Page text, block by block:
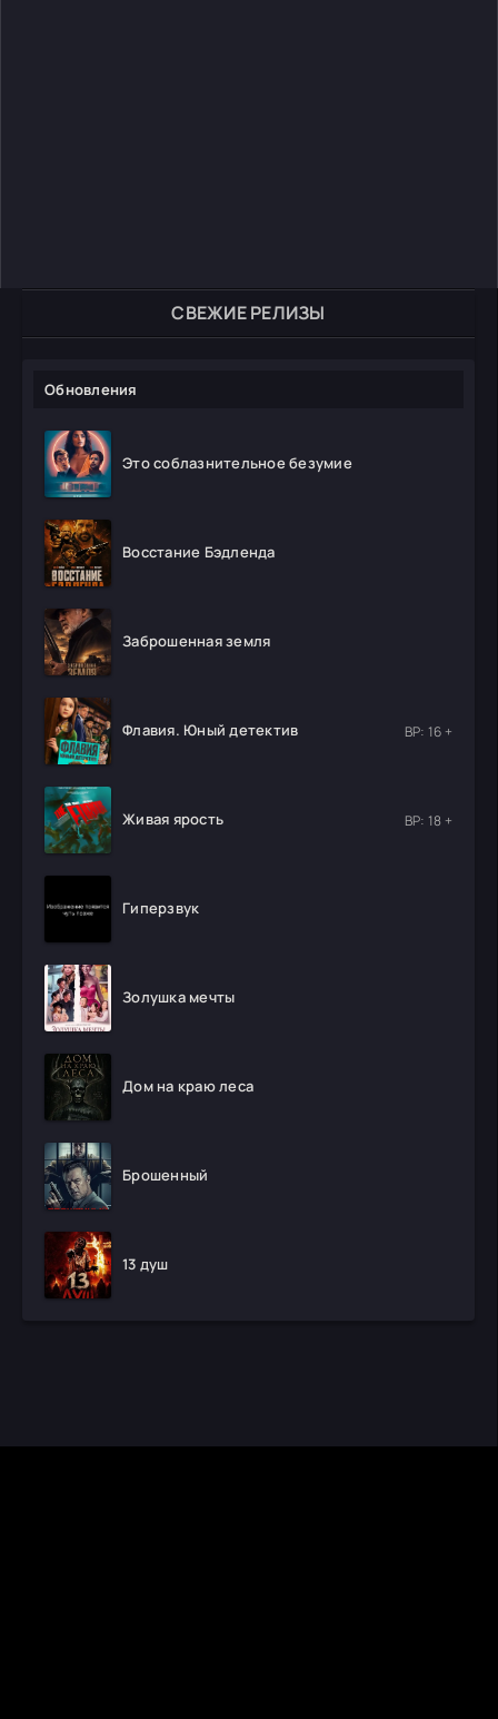
СВЕЖИЕ РЕЛИЗЫ
Обновления
Это соблазнительное безумие
Восстание Бэдленда
Заброшенная земля
Флавия. Юный детектив ВР: 16 +
Живая ярость ВР: 18 +
Гиперзвук
Золушка мечты
Дом на краю леса
Брошенный
13 душ